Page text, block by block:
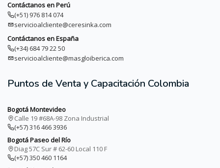
Contáctanos en Perú
(+51) 976 814 074
servicioalcliente@ceresinka.com
Contáctanos en España
(+34) 684 79 22 50
servicioalcliente@masgloiberica.com
Puntos de Venta y Capacitación Colombia
Bogotá Montevideo
Calle 19 #68A-98 Zona Industrial
(+57) 316 466 3936
Bogotá Paseo del Río
Diag 57C Sur # 62-60 Local 110 F
(+57) 350 460 1164